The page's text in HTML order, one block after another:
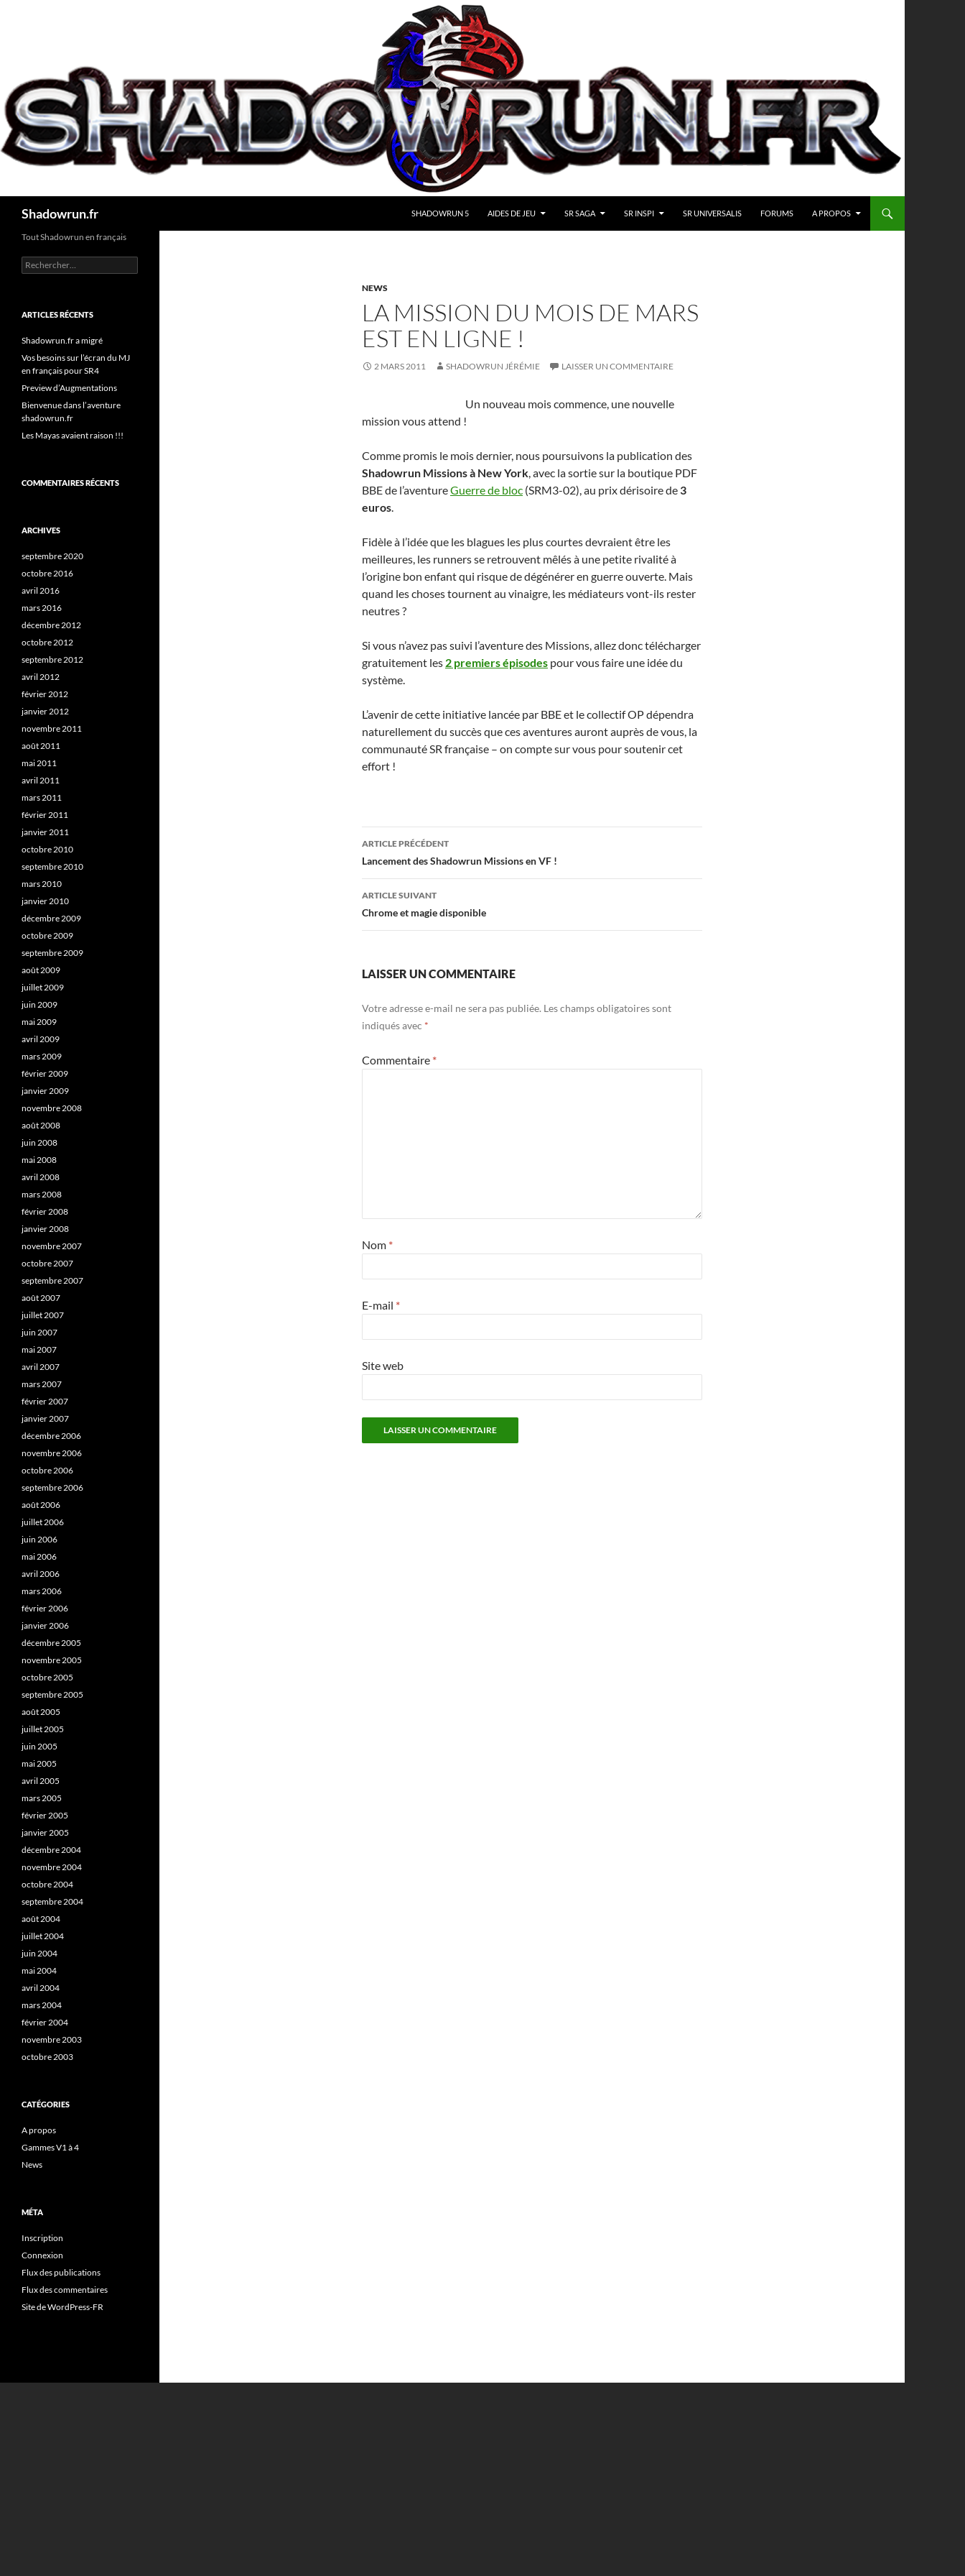
Shadowrun.fr SHADOWRUN 5 AIDES DE JEU SR SAGA SR INSPI SR UNIVERSALIS FORUMS A PROPOS
NEWS
LA MISSION DU MOIS DE MARS
EST EN LIGNE !
2 MARS 2011 SHADOWRUN JÉRÉMIE LAISSER UN COMMENTAIRE
Un nouveau mois commence, une nouvelle
mission vous attend !
Comme promis le mois dernier, nous poursuivons la publication des
Shadowrun Missions à New York, avec la sortie sur la boutique PDF
BBE de l’aventureGuerre de bloc (SRM3-02), au prix dérisoire de 3
euros.
Fidèle à l’idée que les blagues les plus courtes devraient être les
meilleures, les runners se retrouvent mêlés à une petite rivalité à
l’origine bon enfant qui risque de dégénérer en guerre ouverte. Mais
quand les choses tournent au vinaigre, les médiateurs vont-ils rester
neutres ?
Si vous n’avez pas suivi l’aventure des Missions, allez donc télécharger
gratuitement les 2 premiers épisodes pour vous faire une idée du
système.
L’avenir de cette initiative lancée par BBE et le collectif OP dépendra
naturellement du succès que ces aventures auront auprès de vous, la
communauté SR française – on compte sur vous pour soutenir cet
effort !
Navigation
des
articles
ARTICLE PRÉCÉDENT
Lancement des Shadowrun Missions en VF !
ARTICLE SUIVANT
Chrome et magie disponible
LAISSER UN COMMENTAIRE
Votre adresse e-mail ne sera pas publiée. Les champs obligatoires sont
indiqués avec *
Commentaire *
Nom *
E-mail *
Site web
Tout Shadowrun en français
Rechercher :
ARTICLES RÉCENTS
Shadowrun.fr a migré
Vos besoins sur l’écran du MJ
en français pour SR4
Preview d’Augmentations
Bienvenue dans l’aventure
shadowrun.fr
Les Mayas avaient raison !!!
COMMENTAIRES RÉCENTS
ARCHIVES
septembre 2020
octobre 2016
avril 2016
mars 2016
décembre 2012
octobre 2012
septembre 2012
avril 2012
février 2012
janvier 2012
novembre 2011
août 2011
mai 2011
avril 2011
mars 2011
février 2011
janvier 2011
octobre 2010
septembre 2010
mars 2010
janvier 2010
décembre 2009
octobre 2009
septembre 2009
août 2009
juillet 2009
juin 2009
mai 2009
avril 2009
mars 2009
février 2009
janvier 2009
novembre 2008
août 2008
juin 2008
mai 2008
avril 2008
mars 2008
février 2008
janvier 2008
novembre 2007
octobre 2007
septembre 2007
août 2007
juillet 2007
juin 2007
mai 2007
avril 2007
mars 2007
février 2007
janvier 2007
décembre 2006
novembre 2006
octobre 2006
septembre 2006
août 2006
juillet 2006
juin 2006
mai 2006
avril 2006
mars 2006
février 2006
janvier 2006
décembre 2005
novembre 2005
octobre 2005
septembre 2005
août 2005
juillet 2005
juin 2005
mai 2005
avril 2005
mars 2005
février 2005
janvier 2005
décembre 2004
novembre 2004
octobre 2004
septembre 2004
août 2004
juillet 2004
juin 2004
mai 2004
avril 2004
mars 2004
février 2004
novembre 2003
octobre 2003
CATÉGORIES
A propos
Gammes V1 à 4
News
MÉTA
Inscription
Connexion
Flux des publications
Flux des commentaires
Site de WordPress-FR